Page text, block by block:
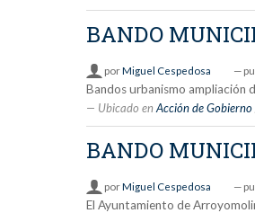
BANDO
porMiguel Cespedosa —
Bandos urbanismo ampliación
Ubicado en Acción de Gobierno
BANDO
porMiguel Cespedosa —
El Ayuntamiento de